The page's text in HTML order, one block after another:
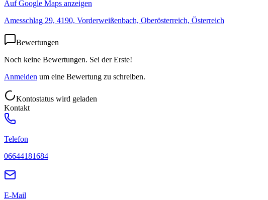
Auf Google Maps anzeigen
Amesschlag 29, 4190, Vorderweißenbach, Oberösterreich, Österreich
Bewertungen
Noch keine Bewertungen. Sei der Erste!
Anmelden um eine Bewertung zu schreiben.
Kontostatus wird geladen
Kontakt
Telefon
06644181684
E-Mail